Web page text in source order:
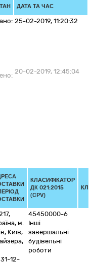
ДАТА ТА ЧАС
25-02-2019, 11:20:32
20-02-2019, 12:45:04
КЛАСИФІКАТОР
ДК 021:2015
(CPV)
,
, м.
, Київ,
12-
45450000-6
Інші
завершальні
будівельні
роботи